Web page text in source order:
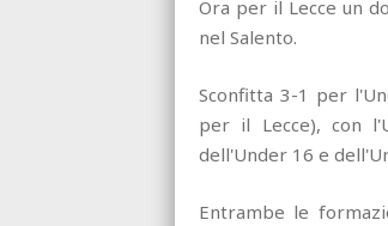
Ora per il Lecce un
nel Salento.
Sconfitta 3-1 per
per il Lecce), con
dell'Under 16 e
Entrambe le